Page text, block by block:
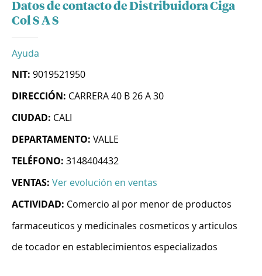
Datos de contacto de Distribuidora Ciga
Col S A S
Ayuda
NIT: 9019521950
DIRECCIÓN: CARRERA 40 B 26 A 30
CIUDAD: CALI
DEPARTAMENTO: VALLE
TELÉFONO: 3148404432
VENTAS: Ver evolución en ventas
ACTIVIDAD: Comercio al por menor de productos
farmaceuticos y medicinales cosmeticos y articulos
de tocador en establecimientos especializados